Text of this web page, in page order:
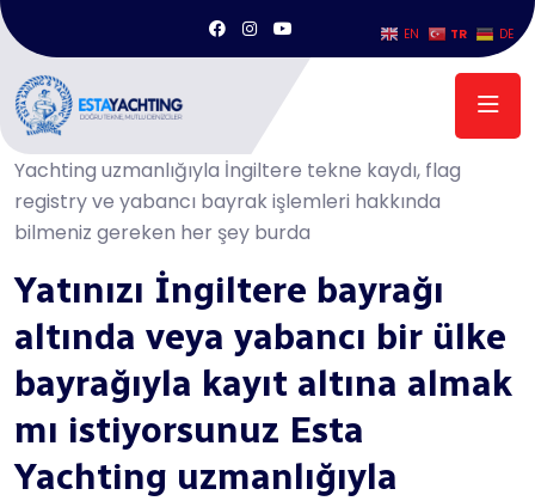
EN TR DE
Anasayfa
/
Yatınızı İngiltere bayrağı altında veya yabancı bir ülke
bayrağıyla kayıt altına almak mı istiyorsunuz Esta
Yachting uzmanlığıyla İngiltere tekne kaydı, flag
registry ve yabancı bayrak işlemleri hakkında
bilmeniz gereken her şey burda
Yatınızı İngiltere bayrağı
altında veya yabancı bir ülke
bayrağıyla kayıt altına almak
mı istiyorsunuz Esta
Yachting uzmanlığıyla